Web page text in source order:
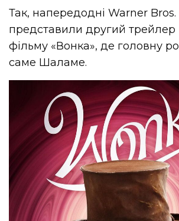
Так, напередодні Warner
представили другий трейлер
фільму «Вонка», де головну
саме Шаламе.